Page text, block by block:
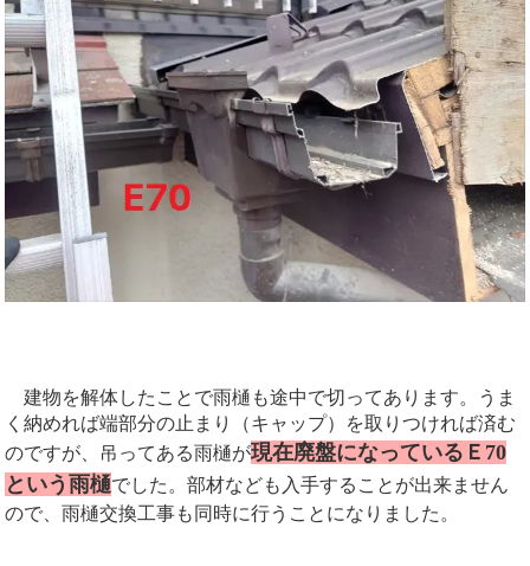
建物を解体したことで雨樋も途中で切ってあります。うま
く納めれば端部分の止まり（キャップ）を取りつければ済む
のですが、吊ってある雨樋が現在廃盤になっているＥ70
という雨樋でした。部材なども入手することが出来ません
ので、雨樋交換工事も同時に行うことになりました。